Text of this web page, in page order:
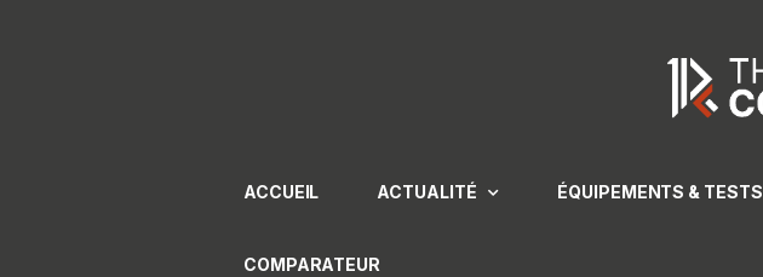
ACCUEIL ACTUALITÉ ÉQUIPEMENTS & TESTS
COMPARATEUR